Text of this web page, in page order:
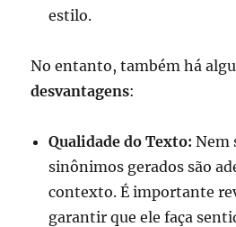
estilo.
No entanto, também há
desvantagens:
Qualidade do Texto: Nem
sinônimos gerados são
contexto. É importante
garantir que ele faça